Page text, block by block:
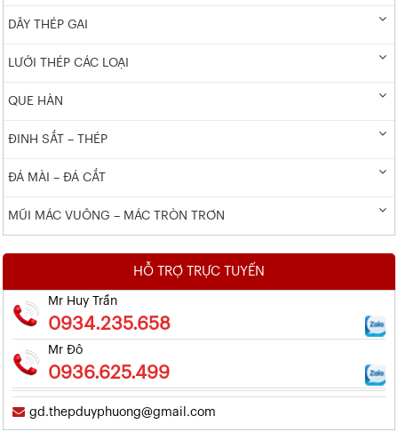
DÂY THÉP GAI
LƯỚI THÉP CÁC LOẠI
QUE HÀN
ĐINH SẮT – THÉP
ĐÁ MÀI – ĐÁ CẮT
MŨI MÁC VUÔNG – MÁC TRÒN TRƠN
HỖ TRỢ TRỰC TUYẾN
Mr Huy Trần
0934.235.658
Mr Đô
0936.625.499
gd.thepduyphuong@gmail.com